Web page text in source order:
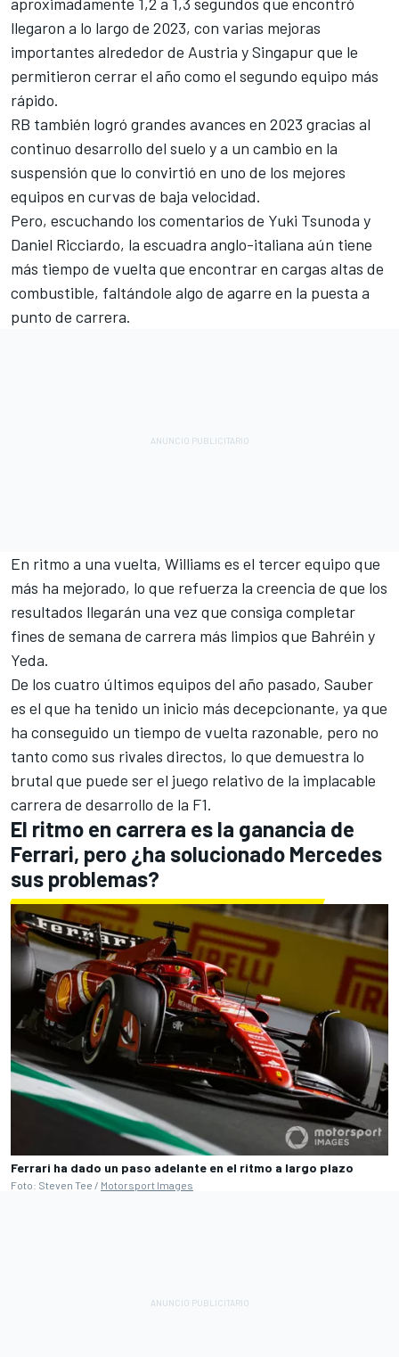
llegaron a lo largo de 2023, con varias mejoras
importantes alrededor de Austria y Singapur que le
permitieron cerrar el año como el segundo equipo más
rápido.
RB también logró grandes avances en 2023 gracias al
continuo desarrollo del suelo y a un cambio en la
suspensión que lo convirtió en uno de los mejores
equipos en curvas de baja velocidad.
Pero, escuchando los comentarios de Yuki Tsunoda y
Daniel Ricciardo, la escuadra anglo-italiana aún tiene
más tiempo de vuelta que encontrar en cargas altas de
combustible, faltándole algo de agarre en la puesta a
punto de carrera.
En ritmo a una vuelta, Williams es el tercer equipo que
más ha mejorado, lo que refuerza la creencia de que los
resultados llegarán una vez que consiga completar
fines de semana de carrera más limpios que Bahréin y
Yeda.
De los cuatro últimos equipos del año pasado, Sauber
es el que ha tenido un inicio más decepcionante, ya que
ha conseguido un tiempo de vuelta razonable, pero no
tanto como sus rivales directos, lo que demuestra lo
brutal que puede ser el juego relativo de la implacable
carrera de desarrollo de la F1.
El ritmo en carrera es la ganancia de
Ferrari, pero ¿ha solucionado Mercedes
sus problemas?
Ferrari ha dado un paso adelante en el ritmo a largo plazo
Foto: Steven Tee / Motorsport Images